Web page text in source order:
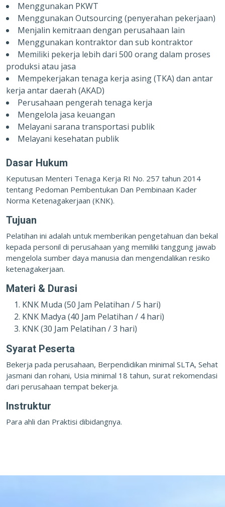
Menggunakan PKWT
Menggunakan Outsourcing (penyerahan pekerjaan)
Menjalin kemitraan dengan perusahaan lain
Menggunakan kontraktor dan sub kontraktor
Memiliki pekerja lebih dari 500 orang dalam proses
produksi atau jasa
Mempekerjakan tenaga kerja asing (TKA) dan antar
kerja antar daerah (AKAD)
Perusahaan pengerah tenaga kerja
Mengelola jasa keuangan
Melayani sarana transportasi publik
Melayani kesehatan publik
Dasar Hukum
Keputusan Menteri Tenaga Kerja RI No. 257 tahun 2014
tentang Pedoman Pembentukan Dan Pembinaan Kader
Norma Ketenagakerjaan (KNK).
Tujuan
Pelatihan ini adalah untuk memberikan pengetahuan dan bekal
kepada personil di perusahaan yang memiliki tanggung jawab
mengelola sumber daya manusia dan mengendalikan resiko
ketenagakerjaan.
Materi & Durasi
KNK Muda (50 Jam Pelatihan / 5 hari)
KNK Madya (40 Jam Pelatihan / 4 hari)
KNK (30 Jam Pelatihan / 3 hari)
Syarat Peserta
Bekerja pada perusahaan, Berpendidikan minimal SLTA, Sehat
jasmani dan rohani, Usia minimal 18 tahun, surat rekomendasi
dari perusahaan tempat bekerja.
Instruktur
Para ahli dan Praktisi dibidangnya.